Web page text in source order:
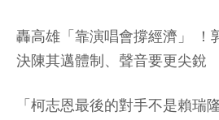
轟高雄「靠演唱會撐經濟」 ！
決陳其邁體制、聲音要更尖銳
「柯志恩最後的對手不是賴瑞